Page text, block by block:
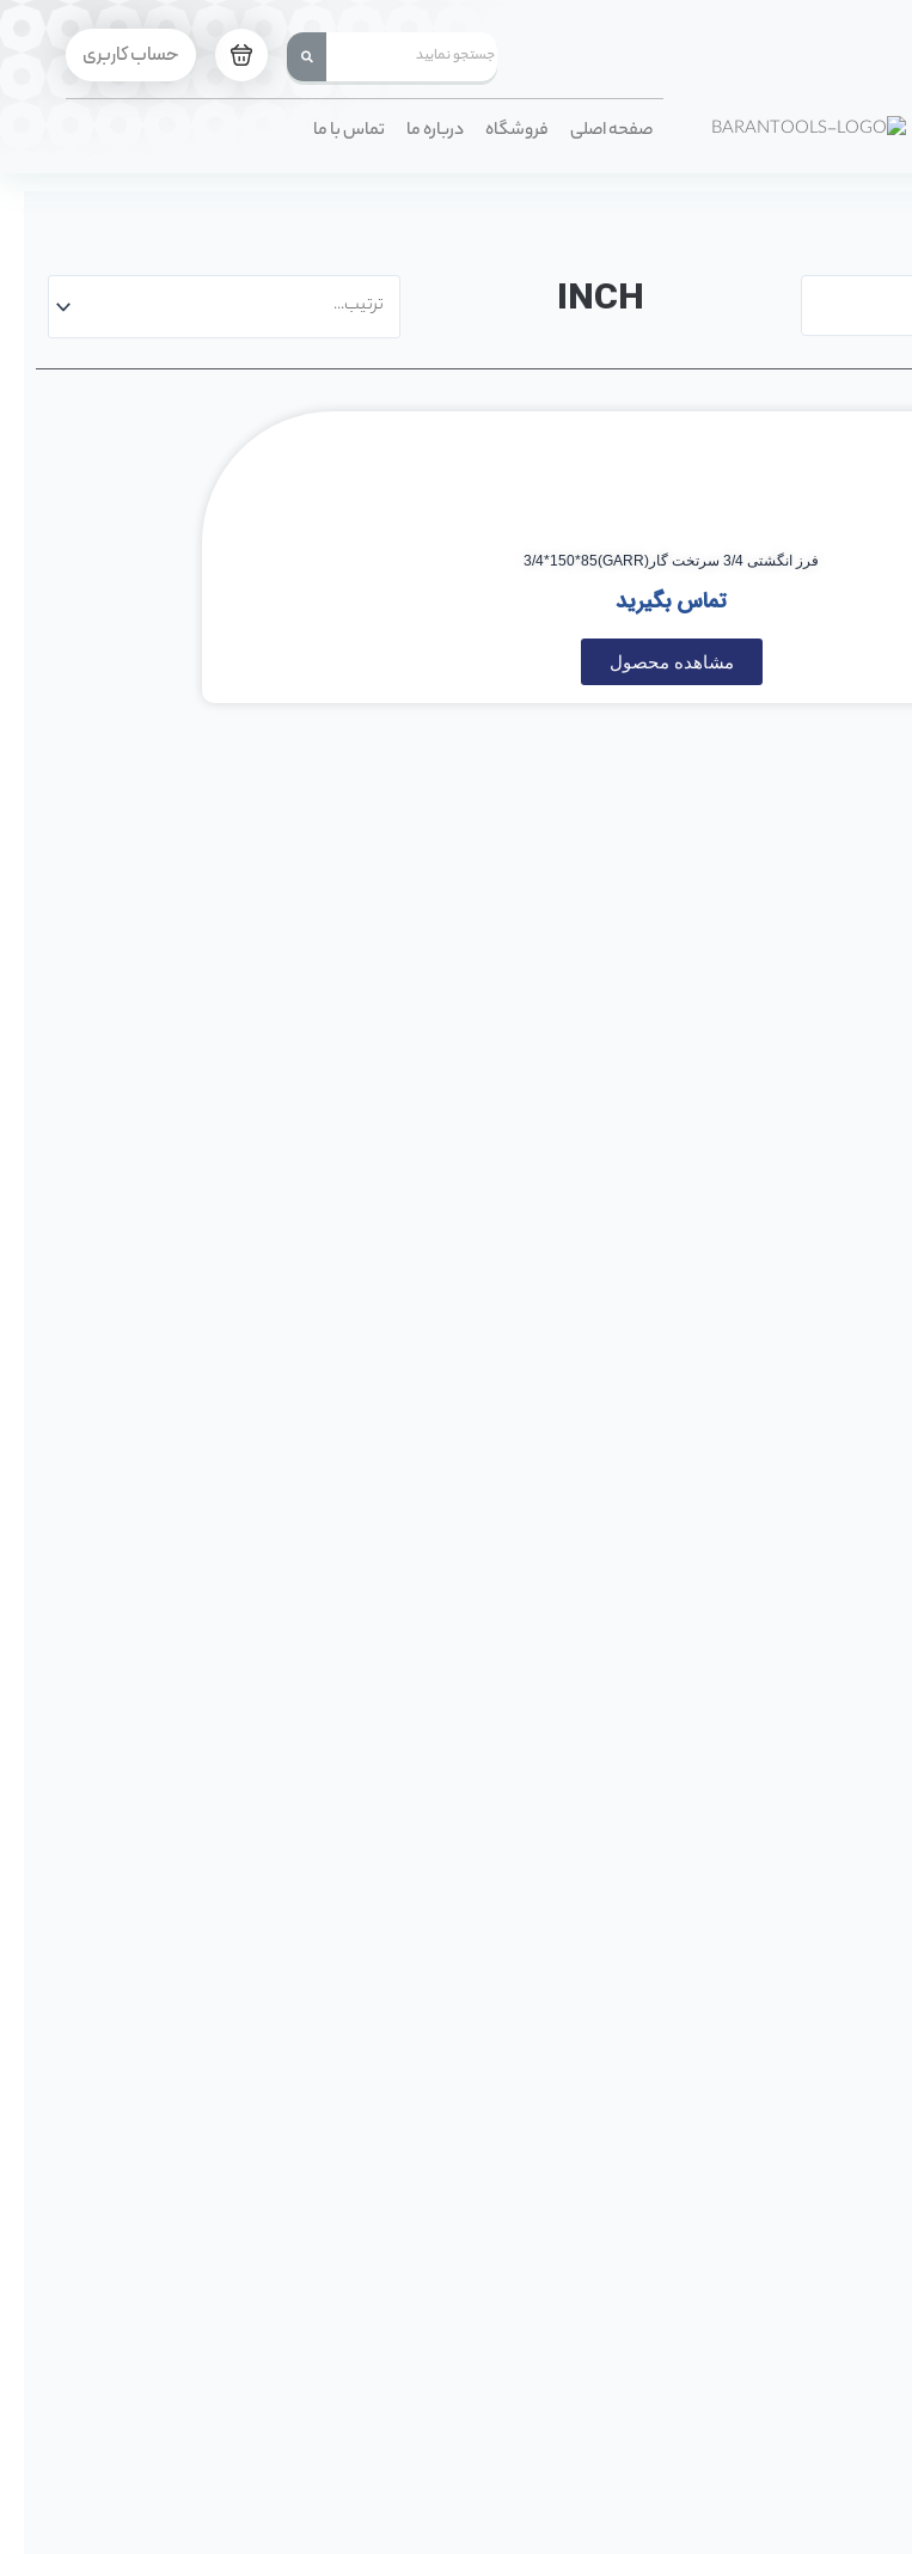
حساب کاربری
صفحه اصلی فروشگاه درباره ما تماس با ما
INCH
فرز انگشتی 3/4 سرتخت گار(GARR)3/4*150*85
تماس بگیرید
مشاهده محصول